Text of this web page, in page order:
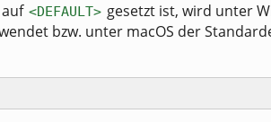
auf <DEFAULT> gesetzt ist, wird unter
bzw. unter macOS der